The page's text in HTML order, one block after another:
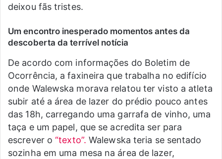
deixou fãs tristes.
Um encontro inesperado momentos antes da
descoberta da terrível notícia
De acordo com informações do Boletim de
Ocorrência, a faxineira que trabalha no edifício
onde Walewska morava relatou ter visto a atleta
subir até a área de lazer do prédio pouco antes
das 18h, carregando uma garrafa de vinho, uma
taça e um papel, que se acredita ser para
escrever o“texto”.Walewska teria se sentado
sozinha em uma mesa na área de lazer,